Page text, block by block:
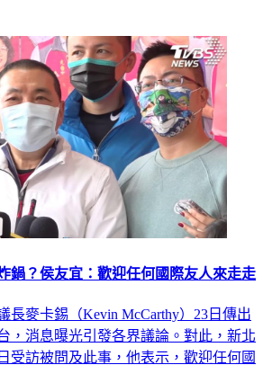
鍋？侯友宜：歡迎任何國際友人來走走
長麥卡錫（Kevin McCarthy）23日傳出
，消息曝光引發各界議論。對此，新北
受訪被問及此事，他表示，歡迎任何國